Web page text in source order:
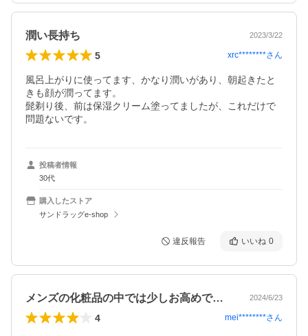
潤い長持ち 2023/3/22
5 xrc********さん
風呂上がりに使ってます、かなり潤いがあり、朝起きたと
きも顔が潤ってます。
髭剃り後、前は保湿クリーム塗ってましたが、これだけで
問題ないです。
投稿者情報
30代
購入したストア
サンドラッグe-shop
違反報告 いいね 0
メンズの化粧品の中では少しお高めですが… 2024/6/23
4 mei********さん